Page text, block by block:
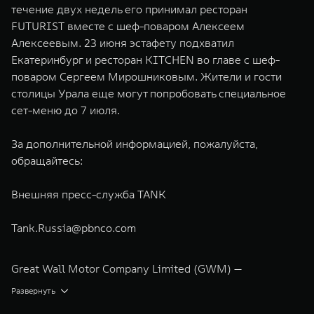
течение двух недель его принимал ресторан
FUTURIST вместе с шеф-поваром Алексеем
Алексеевым. 23 июня эстафету подхватил
Екатеринбург и ресторан KITCHEN во главе с шеф-
поваром Сергеем Мирошниковым. Жители и гости
столицы Урала еще могут попробовать специальное
сет-меню до 7 июля.
За дополнительной информацией, пожалуйста,
обращайтесь:
Внешняя пресс-служба TANK
Tank.Russia@pbnco.com
Great Wall Motor Company Limited (GWM) —
глобальный производитель внедорожников,
Развернуть